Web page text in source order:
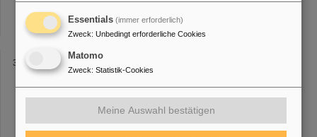
Bündel erfordern
Cave M
10.1088/1748-0221/16/03/T0304 Kontakt: Christian Graeff
Essentials (immer erforderlich)
Zweck: Unbedingt erforderliche Cookies
Matomo
Zweck: Statistik-Cookies
Meine Auswahl bestätigen